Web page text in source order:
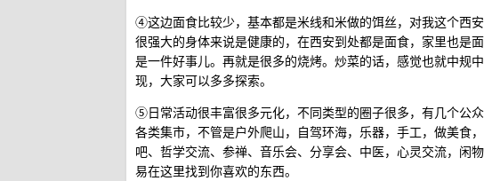
④这边面食比较少，基本都是米线和米做的饵丝，对我这个西
很强大的身体来说是健康的，在西安到处都是面食，家里也是
是一件好事儿。再就是很多的烧烤。炒菜的话，感觉也就中规
现，大家可以多多探索。
⑤日常活动很丰富很多元化，不同类型的圈子很多，有几个公
各类集市，不管是户外爬山，自驾环海，乐器，手工，做美食
吧、哲学交流、参禅、音乐会、分享会、中医，心灵交流，
易在这里找到你喜欢的东西。